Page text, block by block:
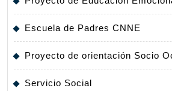
Escuela de Padres CNNE
Proyecto de orientación Socio
Servicio Social